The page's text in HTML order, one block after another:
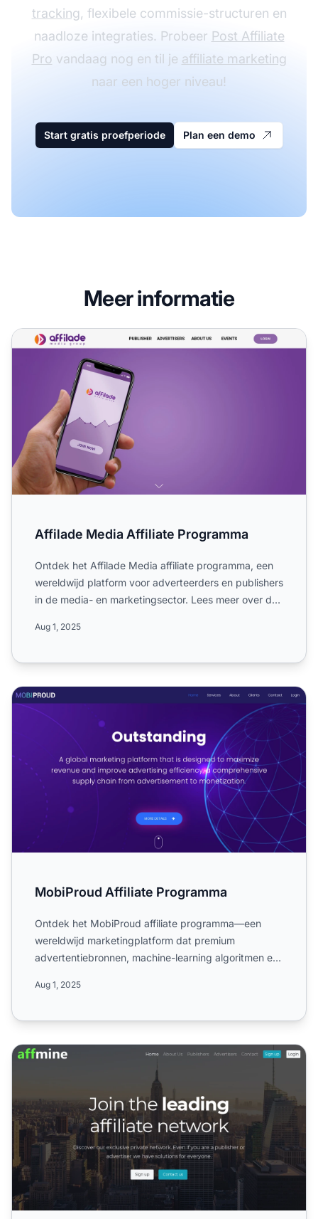
tracking, flexibele commissie-structuren en
naadloze integraties. Probeer Post Affiliate
Pro vandaag nog en til je affiliate marketing
naar een hoger niveau!
Start gratis proefperiode Plan een demo
Meer informatie
Affilade Media Affiliate Programma
Affilade Media Affiliate Programma
Ontdek het Affilade Media affiliate programma, een
wereldwijd platform voor adverteerders en publishers
in de media- en marketingsector. Lees meer over de
Aug 1, 2025
MobiProud Affiliate Programma
MobiProud Affiliate Programma
Ontdek het MobiProud affiliate programma—een
wereldwijd marketingplatform dat premium
advertentiebronnen, machine-learning algoritmen en
Aug 1, 2025
Affmine Affiliate Programma